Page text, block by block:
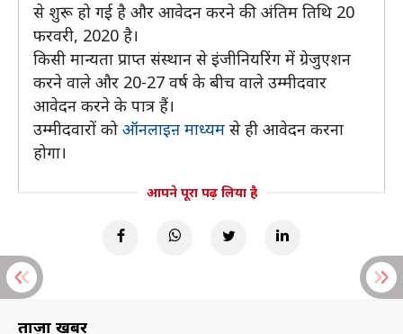
से शुरू हो गई है और आवेदन करने की अंतिम तिथि 20
फरवरी, 2020 है।
किसी मान्यता प्राप्त संस्थान से इंजीनियरिंग में ग्रेजुएशन
करने वाले और 20-27 वर्ष के बीच वाले उम्मीदवार
आवेदन करने के पात्र हैं।
उम्मीदवारों को ऑनलाइऩ माध्यम से ही आवेदन करना
होगा।
आपने पूरा पढ़ लिया है
ताज़ा खबरें